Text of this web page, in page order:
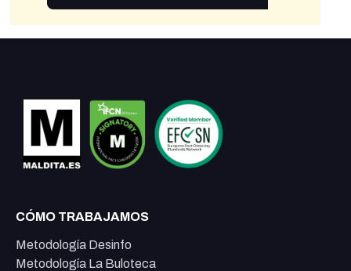
CÓMO TRABAJAMOS
Metodología Desinfo
Metodología La Buloteca